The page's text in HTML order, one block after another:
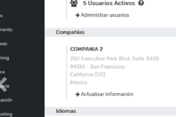
Anterior